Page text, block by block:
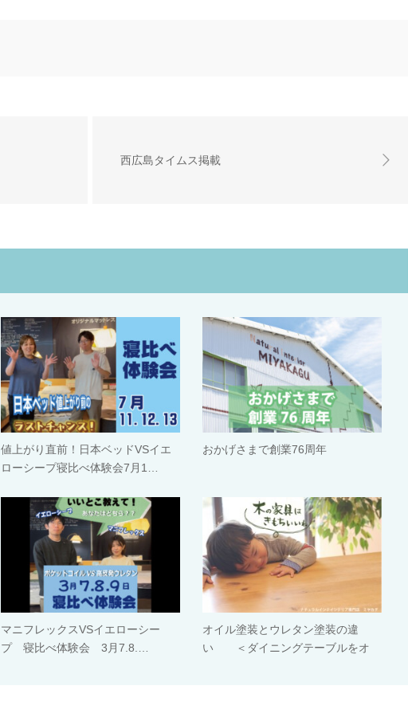
西広島タイムス掲載
値上がり直前！日本ベッドVSイエ
ローシープ寝比べ体験会7月1…
おかげさまで創業76周年
マニフレックスVSイエローシー
プ 寝比べ体験会 3月7.8.…
オイル塗装とウレタン塗装の違
い ＜ダイニングテーブルをオ